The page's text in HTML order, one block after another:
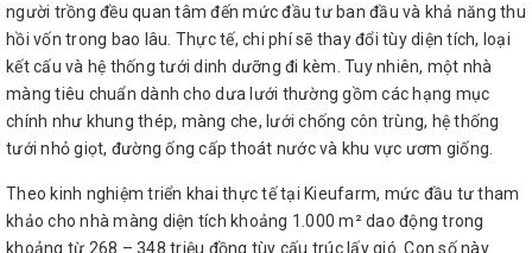
người trồng đều quan tâm đến mức đầu tư ban đầu và khả năng thu
hồi vốn trong bao lâu. Thực tế, chi phí sẽ thay đổi tùy diện tích, loại
kết cấu và hệ thống tưới dinh dưỡng đi kèm. Tuy nhiên, một nhà
màng tiêu chuẩn dành cho dưa lưới thường gồm các hạng mục
chính như khung thép, màng che, lưới chống côn trùng, hệ thống
tưới nhỏ giọt, đường ống cấp thoát nước và khu vực ươm giống.
Theo kinh nghiệm triển khai thực tế tại Kieufarm, mức đầu tư tham
khảo cho nhà màng diện tích khoảng 1.000 m² dao động trong
khoảng từ 268 – 348 triệu đồng tùy cấu trúc lấy gió. Con số này